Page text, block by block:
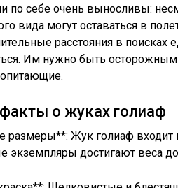
по себе очень выносливы:
вида могут оставаться в
расстояния в
Им нужно быть
о жуках голиаф
размеры**: Жук голиаф
экземпляры достигают веса